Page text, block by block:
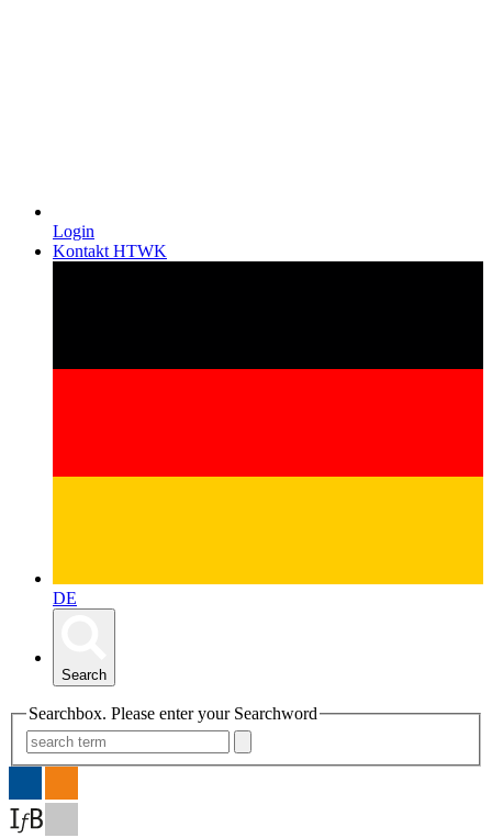
Login
Kontakt HTWK
DE
Search
Searchbox. Please enter your Searchword